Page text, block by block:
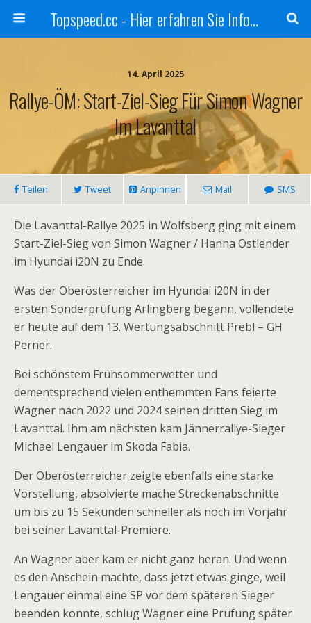
Topspeed.cc - Hier erfahren Sie Infos über die Rennsportszene mit Vollgas
14. April 2025
Rallye-ÖM: Start-Ziel-Sieg Für Simon Wagner
Im Lavanttal
Teilen Tweet Anpinnen Mail SMS
Die Lavanttal-Rallye 2025 in Wolfsberg ging mit einem
Start-Ziel-Sieg von Simon Wagner / Hanna Ostlender
im Hyundai i20N zu Ende.
Was der Oberösterreicher im Hyundai i20N in der
ersten Sonderprüfung Arlingberg begann, vollendete
er heute auf dem 13. Wertungsabschnitt Prebl – GH
Perner.
Bei schönstem Frühsommerwetter und
dementsprechend vielen enthemmten Fans feierte
Wagner nach 2022 und 2024 seinen dritten Sieg im
Lavanttal. Ihm am nächsten kam Jännerrallye-Sieger
Michael Lengauer im Skoda Fabia.
Der Oberösterreicher zeigte ebenfalls eine starke
Vorstellung, absolvierte mache Streckenabschnitte
um bis zu 15 Sekunden schneller als noch im Vorjahr
bei seiner Lavanttal-Premiere.
An Wagner aber kam er nicht ganz heran. Und wenn
es den Anschein machte, dass jetzt etwas ginge, weil
Lengauer einmal eine SP vor dem späteren Sieger
beenden konnte, schlug Wagner eine Prüfung später